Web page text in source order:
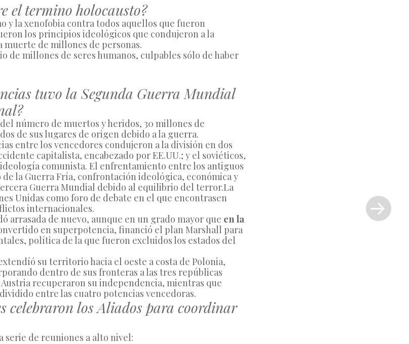
el termino holocausto?
y la xenofobia contra todos aquellos que fueron
los principios ideológicos que condujeron a la
de millones de personas.
de millones de seres humanos, culpables sólo de haber
tuvo la Segunda Guerra Mundial
número de muertos y heridos, 30 millones de
de sus lugares de origen debido a la guerra.
entre los vencedores condujeron a la división en dos
capitalista, encabezado por EE.UU.; y el soviéticos,
comunista. El enfrentamiento entre los antiguos
la Guerra Fría, confrontación ideológica, económica y
Guerra Mundial debido al equilibrio del terror.La
Unidas como foro de debate en el que encontrasen
internacionales.
arrasada de nuevo, aunque en un grado mayor que en la
en superpotencia, financió el plan Marshall para
política de la que fueron excluidos los estados del
su territorio hacia el oeste a costa de Polonia,
dentro de sus fronteras a las tres repúblicas
recuperaron su independencia, mientras que
entre las cuatro potencias vencedoras.
celebraron los Aliados para coordinar
serie de reuniones a alto nivel:
entrada